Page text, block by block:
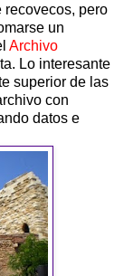
recovecos, pero
un
Archivo
Lo interesante
superior de las
con
datos e